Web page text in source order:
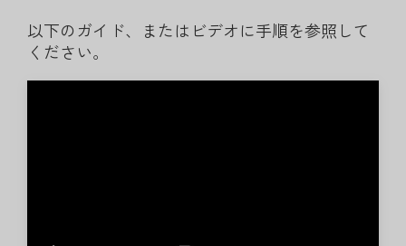
以下のガイド、またはビデオに手順を参照して
ください。